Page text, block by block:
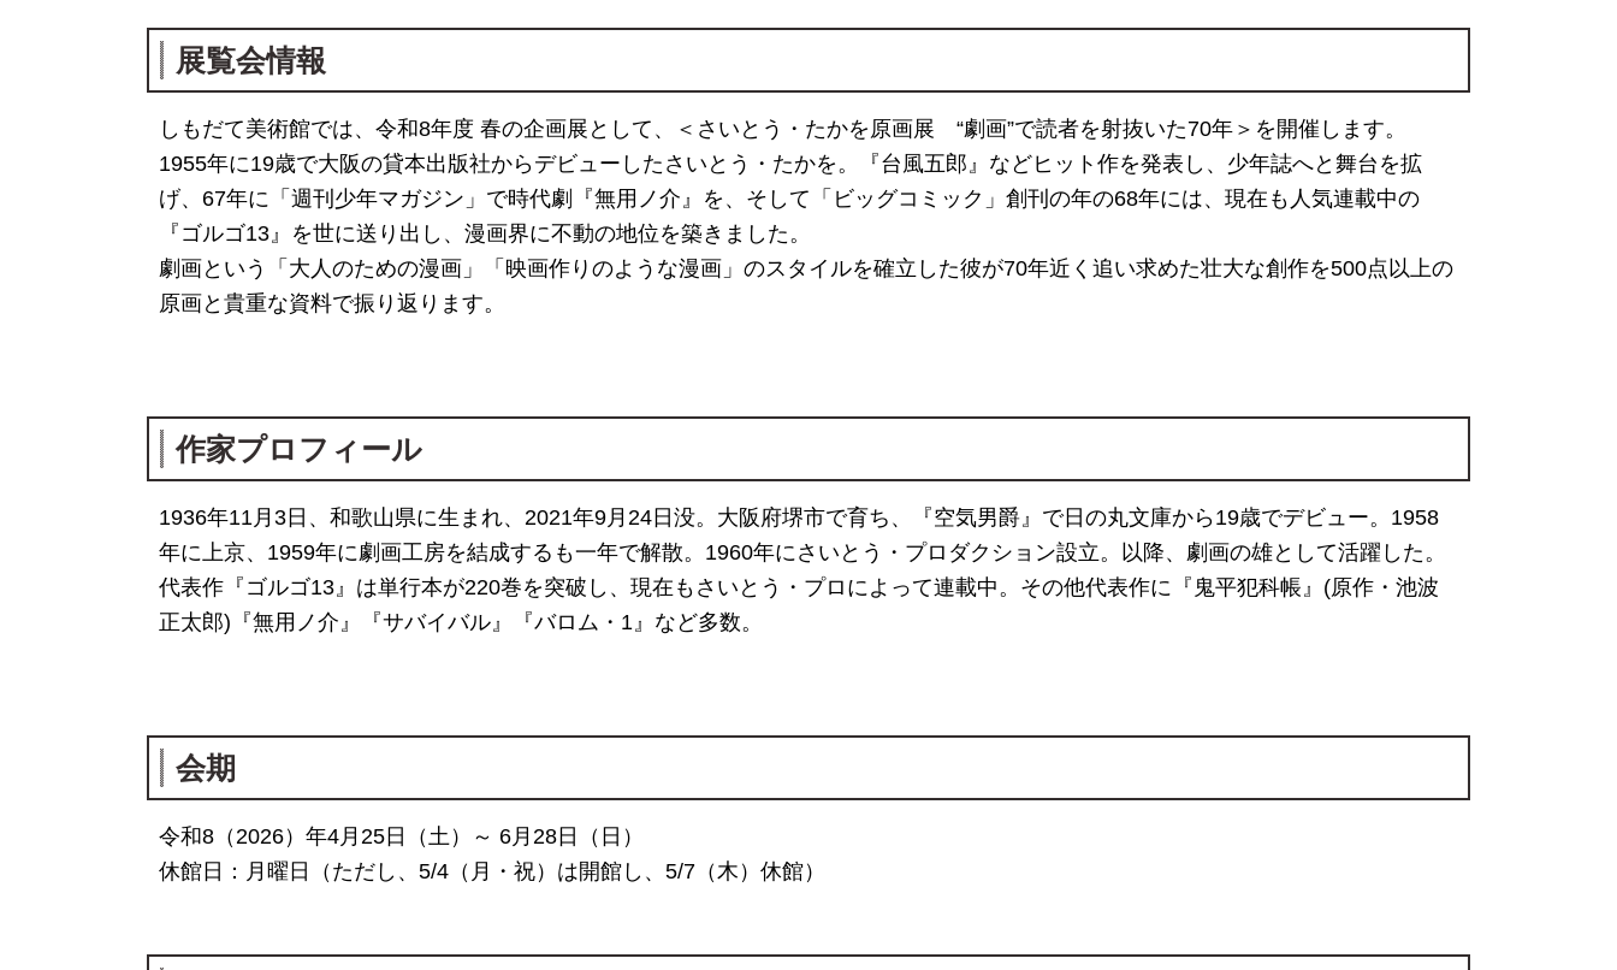
展覧会情報
しもだて美術館では、令和8年度 春の企画展として、＜さいとう・たかを原画展 “劇画”で読者を射抜いた70年＞を開催します。
1955年に19歳で大阪の貸本出版社からデビューしたさいとう・たかを。『台風五郎』などヒット作を発表し、少年誌へと舞台を拡
げ、67年に「週刊少年マガジン」で時代劇『無用ノ介』を、そして「ビッグコミック」創刊の年の68年には、現在も人気連載中の
『ゴルゴ13』を世に送り出し、漫画界に不動の地位を築きました。
劇画という「大人のための漫画」「映画作りのような漫画」のスタイルを確立した彼が70年近く追い求めた壮大な創作を500点以上の
原画と貴重な資料で振り返ります。
作家プロフィール
1936年11月3日、和歌山県に生まれ、2021年9月24日没。大阪府堺市で育ち、『空気男爵』で日の丸文庫から19歳でデビュー。1958
年に上京、1959年に劇画工房を結成するも一年で解散。1960年にさいとう・プロダクション設立。以降、劇画の雄として活躍した。
代表作『ゴルゴ13』は単行本が220巻を突破し、現在もさいとう・プロによって連載中。その他代表作に『鬼平犯科帳』(原作・池波
正太郎)『無用ノ介』『サバイバル』『バロム・1』など多数。
会期
令和8（2026）年4月25日（土）～ 6月28日（日）
休館日：月曜日（ただし、5/4（月・祝）は開館し、5/7（木）休館）